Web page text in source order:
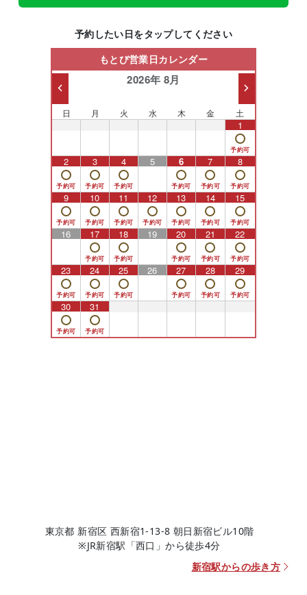
予約したい日をタップしてください
もとび営業日カレンダー
2026年 8月
日 月 火 水 木 金 土
1
2 3 4 5 6 7 8
9 10 11 12 13 14 15
16 17 18 19 20 21 22
23 24 25 26 27 28 29
30 31
東京都 新宿区 西新宿1-13-8 朝日新宿ビル10階
※JR新宿駅「西口」から徒歩4分
新宿駅からの歩き方